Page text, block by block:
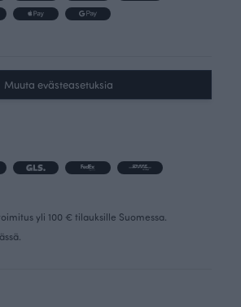
Muuta evästeasetuksia
yli 100 € tilauksille Suomessa.